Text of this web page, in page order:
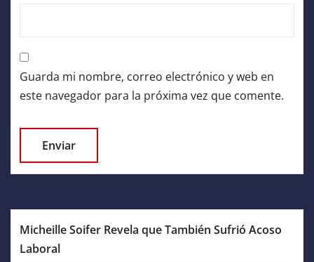
Guarda mi nombre, correo electrónico y web en
este navegador para la próxima vez que comente.
Micheille Soifer Revela que También Sufrió Acoso
Laboral